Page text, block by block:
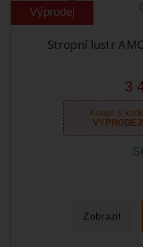
Výprodej
Stropní lustr
3
Koupit s
Zobrazit